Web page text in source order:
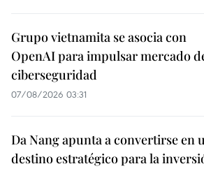
Grupo vietnamita se asocia con
OpenAI para impulsar mercado
ciberseguridad
07/08/2026 03:31
Da Nang apunta a convertirse en
destino estratégico para la